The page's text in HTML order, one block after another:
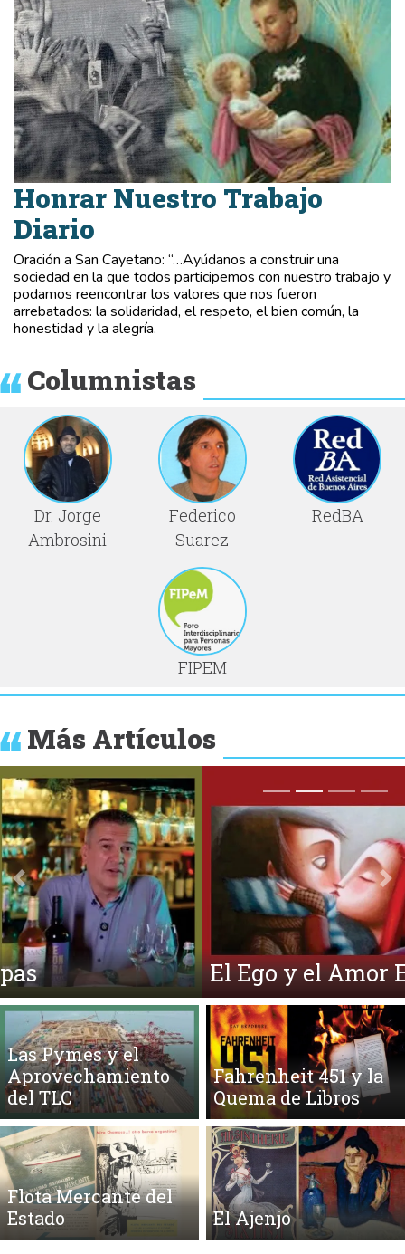
Honrar Nuestro Trabajo
Diario
Oración a San Cayetano: “…Ayúdanos a construir una
sociedad en la que todos participemos con nuestro trabajo y
podamos reencontrar los valores que nos fueron
arrebatados: la solidaridad, el respeto, el bien común, la
honestidad y la alegría.
Columnistas
Dr. Jorge
Ambrosini
Federico
Suarez
RedBA
FIPEM
Más Artículos
El Ego y el Amor Extendidos
Anterior
Las Pymes y el
Aprovechamiento
del TLC
Fahrenheit 451 y la
Quema de Libros
Flota Mercante del
Estado
El Ajenjo